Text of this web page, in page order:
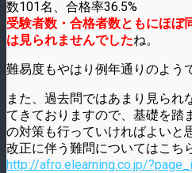
数101名、合格率36.5%
受験者数・合格者数ともにほぼ
は見られませんでしたね。
難易度もやはり例年通りのよう
また、過去問ではあまり見られ
てきておりますので、基礎を踏
の対策も行っていければよいと
改正に伴う難問についてはこち
http://afro.elearning.co.jp/